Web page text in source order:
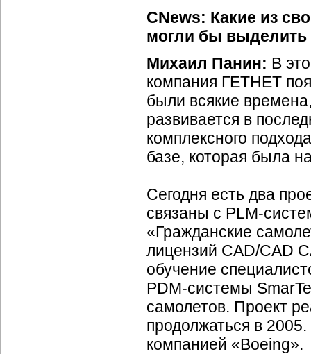
CNews: Какие из
могли бы выделить
Михаил Панин: В
компания ГЕТНЕТ
были всякие
развивается в
комплексного
базе, которая была
Сегодня есть два
связаны с PLM-
«Гражданские
лицензий СAD/CAD
обучение
PDM-cистемы
самолетов. Проект
продолжаться в
компанией «Boeing».